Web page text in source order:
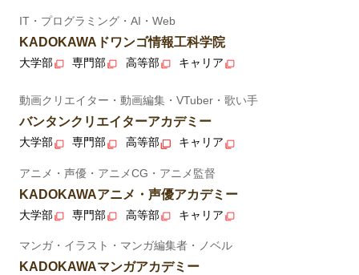
IT・プログラミング・AI・Web
KADOKAWAドワンゴ情報工科学院
大学部 専門部 高等部 キャリア
動画クリエイター・動画編集・VTuber・歌い手
バンタンクリエイターアカデミー
大学部 専門部 高等部 キャリア
アニメ・声優・アニメCG・アニメ監督
KADOKAWAアニメ・声優アカデミー
大学部 専門部 高等部 キャリア
マンガ・イラスト・マンガ編集者・ノベル
KADOKAWAマンガアカデミー